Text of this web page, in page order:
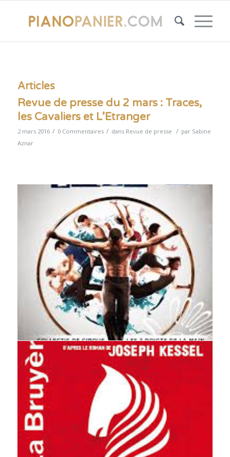
Articles
Revue de presse du 2 mars : Traces,
les Cavaliers et L’Etranger
2 mars 2016 / 0 Commentaires / dans Revue de presse / par Sabine
Aznar